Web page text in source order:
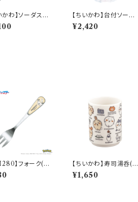
かわ】ソーダスプ
さぎ)【CKW4
850
【ちいかわ】台付ソーダ
グラス(ちいかわ)【CK
W40】CKW41-813
¥2,420
】フォーク(ピ
ウ)【Daily Sketc
851
【ちいかわ】寿司湯呑(日
常)【CKW50】CKW51
-327
¥1,650